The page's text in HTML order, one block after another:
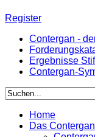
Register
Contergan -
Ergebnisse
Contergan-
Home
Das